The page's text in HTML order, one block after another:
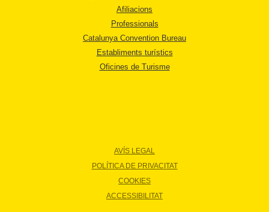
Afiliacions
Professionals
Catalunya Convention Bureau
Establiments turístics
Oficines de Turisme
AVÍS LEGAL
POLÍTICA DE PRIVACITAT
COOKIES
ACCESSIBILITAT